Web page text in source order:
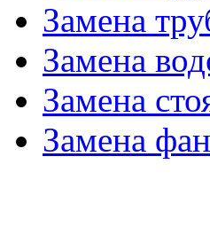
Замена
Замена
Замена
Замена